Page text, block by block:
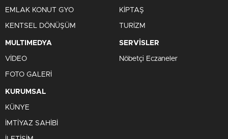
EMLAK KONUT GYO
KENTSEL DÖNÜŞÜM
KİPTAŞ
TURİZM
MULTIMEDYA
VİDEO
FOTO GALERİ
SERVİSLER
Nöbetçi Eczaneler
KURUMSAL
KÜNYE
İMTİYAZ SAHİBİ